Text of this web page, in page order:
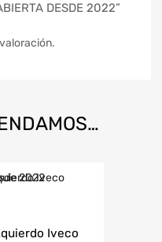
DESDE 2022”
Iveco